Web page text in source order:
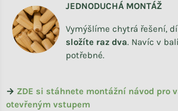
JEDNODUCHÁ MONTÁŽ
Vymýšlíme chytrá řešení,
složíte raz dva. Navíc v
potřebné.
→ ZDE si stáhnete montážní návod pro
otevřeným vstupem